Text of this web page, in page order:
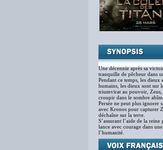
Une décennie après sa
tranquille de pêcheur dans
Pendant ce temps, les
humains, les dieux sont sur
triumvirat au pouvoir, Zeus,
croupir dans le sombre
Persée ne peut plus ignorer
avec Kronos pour capturer
déchaîne sur la terre.
S’assurant l’aide de la
lance avec courage dans
l’humanité.